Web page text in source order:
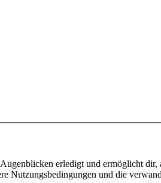
erledigt und ermöglicht
Nutzungsbedingungen und die